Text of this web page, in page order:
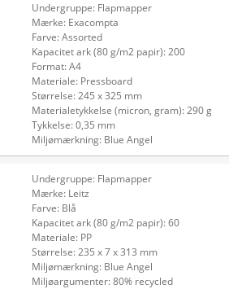
Undergruppe: Flapmapper
Mærke: Exacompta
Farve: Assorted
Kapacitet ark (80 g/m2 papir): 200
Format: A4
Materiale: Pressboard
Størrelse: 245 x 325 mm
Materialetykkelse (micron, gram): 290 g
Tykkelse: 0,35 mm
Miljømærkning: Blue Angel
Undergruppe: Flapmapper
Mærke: Leitz
Farve: Blå
Kapacitet ark (80 g/m2 papir): 60
Materiale: PP
Størrelse: 235 x 7 x 313 mm
Miljømærkning: Blue Angel
Miljøargumenter: 80% recycled